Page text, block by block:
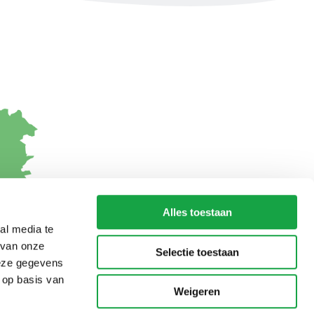
media te
onze
gegevens
basis van
Alles toestaan
Selectie toestaan
Weigeren